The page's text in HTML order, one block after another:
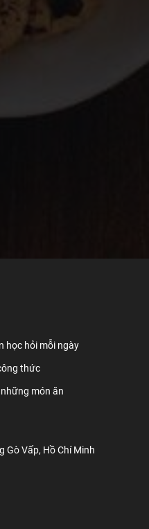
học hỏi mỗi ngày
thức
món ăn
Gò Vấp, Hồ Chí Minh